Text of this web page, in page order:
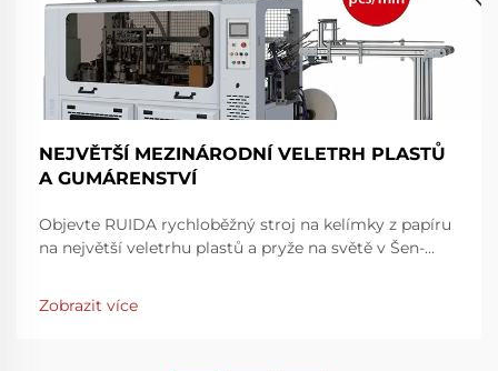
NEJVĚTŠÍ MEZINÁRODNÍ VELETRH PLASTŮ
A GUMÁRENSTVÍ
Objevte RUIDA rychloběžný stroj na kelímky z papíru
na největší veletrhu plastů a pryže na světě v Šen-
nás na stánku 7Y81, hala 7. Zjistěte více ještě dnes.
Zobrazit více